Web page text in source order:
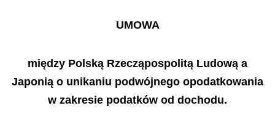
UMOWA
między Polską Rzecząpospolitą Ludową a
Japonią o unikaniu podwójnego opodatkowania
w zakresie podatków od dochodu.